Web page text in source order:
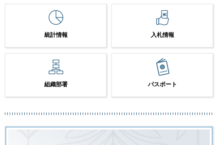
統計情報 入札情報
組織部署 パスポート